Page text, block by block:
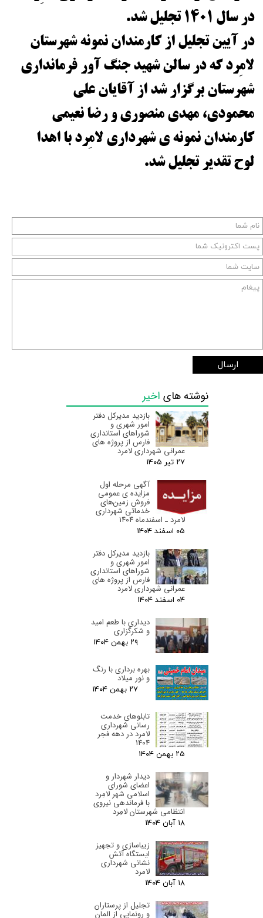
در سال ۱۴۰۱ تجلیل شد.
در آیین تجلیل از کارمندان نمونه شهرستان
لامِرد که در سالن شهید جنگ آور فرمانداری
شهرستان برگزار شد از آقایان علی
محمودی، مهدی منصوری و رضا نعیمی
کارمندان نمونه ی شهرداری لامِرد با اهدا
لوح تقدیر تجلیل شد.
ارسال
نوشته های اخیر
بازدید مدیرکل دفتر
امور شهری و
شوراهای استانداری
فارس از پروژه های
عمرانی شهرداری لامرد
۲۷ تیر ۰۵
آگهی مرحله اول
مزایده ی عمومی
فروش زمین‌های
خدماتی شهرداری
لامرد ـ اسفندماه ۱۴۰۴
۰۵ اسفند ۰۴
بازدید مدیرکل دفتر
امور شهری و
شوراهای استانداری
فارس از پروژه های
عمرانی شهرداری لامرد
۰۴ اسفند ۰۴
دیداری با طعم امید
و شکرگزاری
۲۹ بهمن ۰۴
بهره برداری با رنگ
و نور میلاد
۲۷ بهمن ۰۴
تابلوهای خدمت
رسانی شهرداری
لامرد در دهه فجر
1404
۲۵ بهمن ۰۴
دیدار شهردار و
اعضای شورای
اسلامی شهر لامِرد
با فرماندهی نیروی
انتظامی شهرستان لامِرد
۱۸ آبان ۰۴
زیباسازی و تجهیز
ایستگاه آتش
نشانی شهرداری
لامرد
۱۸ آبان ۰۴
تجلیل از پرستاران
و رونمایی از المان